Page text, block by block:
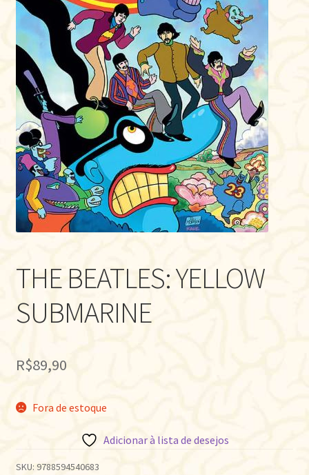
THE BEATLES: YELLOW
SUBMARINE
R$89,90
Fora de estoque
Adicionar à lista de desejos
SKU: 9788594540683